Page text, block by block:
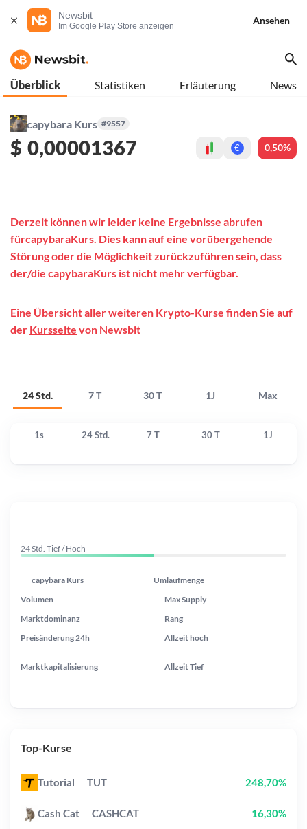
Newsbit
Im Google Play Store anzeigen
Ansehen
Überblick Statistiken Erläuterung News
capybara Kurs #9557
$ 0,00001367 € 0,50%
24 Std. 7 T 30 T 1J Max
Derzeit können wir leider keine Ergebnisse abrufen
fürcapybaraKurs. Dies kann auf eine vorübergehende
Störung oder die Möglichkeit zurückzuführen sein, dass
der/die capybaraKurs ist nicht mehr verfügbar.
Eine Übersicht aller weiteren Krypto-Kurse finden Sie auf
der Kursseite von Newsbit
1s 24 Std. 7 T 30 T 1J
24 Std. Tief / Hoch
capybara Kurs Umlaufmenge
Preisänderung 24h
Max Supply
Marktdominanz
Marktkapitalisierung
Volumen
Rang
Allzeithoch
AllzeitTief
Top-Kurse
Tutorial TUT 248,70%
Cash Cat CASHCAT 16,30%